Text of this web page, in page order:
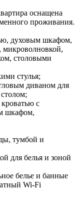
оснащена
проживания.
духовым шкафом,
столовыми
стулья;
диваном для
с
шкафом,
тумбой и
для белья и зоной
белье и банные
Wi-Fi